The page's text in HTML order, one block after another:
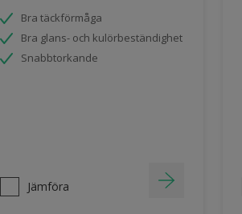
Bra täckförmåga
Bra glans- och kulörbeständighet
Snabbtorkande
Jämföra